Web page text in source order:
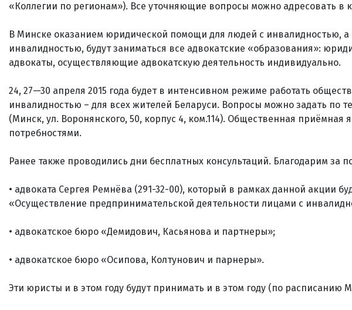
«Коллегии по регионам»). Все уточняющие вопросы можно адресовать в
В Минске оказанием юридической помощи для людей с инвалидностью,
инвалидностью, будут заниматься все адвокатские «образования»:
адвокаты, осуществляющие адвокатскую деятельность индивидуально.
24, 27—30 апреля 2015 года будет в интенсивном режиме работать
инвалидностью – для всех жителей Беларуси. Вопросы можно задать по
(Минск, ул. Воронянского, 50, корпус 4, ком.114). Общественная приёмная
потребностями.
Ранее также проводились дни бесплатных консультаций. Благодарим за
• адвоката Сергея Ремнёва (291-32-00), который в рамках данной акции
«Осуществление предпринимательской деятельности лицами с
• адвокатское бюро «Демидович, Касьянова и партнеры»;
• адвокатское бюро «Осипова, Колтунович и парнеры».
Эти юристы и в этом году будут принимать и в этом году (по расписанию